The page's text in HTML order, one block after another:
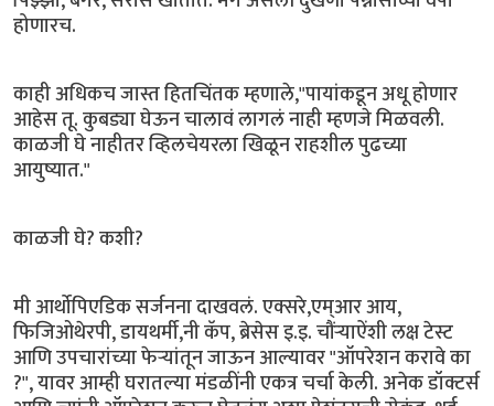
होणारच.
काही अधिकच जास्त हितचिंतक म्हणाले,"पायांकडून अधू होणार
आहेस तू. कुबड्या घेऊन चालावं लागलं नाही म्हणजे मिळवली.
काळजी घे नाहीतर व्हिलचेयरला खिळून राहशील पुढच्या
आयुष्यात."
काळजी घे? कशी?
मी आर्थोपिएडिक सर्जनना दाखवलं. एक्सरे,एम्आर आय,
फिजिओथेरपी, डायथर्मी,नी कॅप, ब्रेसेस इ.इ. चौंऱ्याऐंशी लक्ष टेस्ट
आणि उपचारांच्या फेऱ्यांतून जाऊन आल्यावर "ऑपरेशन करावे का
?", यावर आम्ही घरातल्या मंडळींनी एकत्र चर्चा केली. अनेक डॉक्टर्स